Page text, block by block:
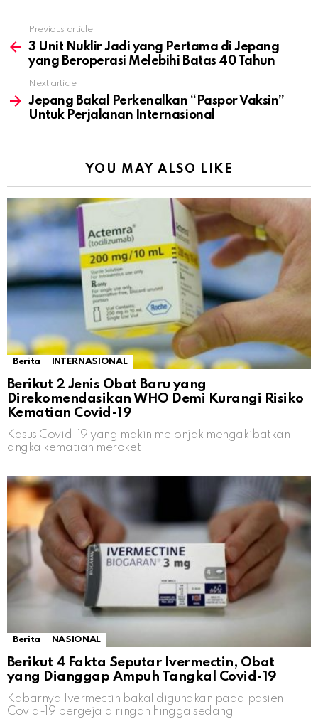
more
Previous article
3 Unit Nuklir Jadi yang Pertama di Jepang
yang Beroperasi Melebihi Batas 40 Tahun
Next article
Jepang Bakal Perkenalkan “Paspor Vaksin”
Untuk Perjalanan Internasional
YOU MAY ALSO LIKE
Berita INTERNASIONAL
Berikut 2 Jenis Obat Baru yang
Direkomendasikan WHO Demi Kurangi Risiko
Kematian Covid-19
Kasus Covid-19 yang makin melonjak mengakibatkan
angka kematian meroket
Berita NASIONAL
Berikut 4 Fakta Seputar Ivermectin, Obat
yang Dianggap Ampuh Tangkal Covid-19
Kabarnya Ivermectin bakal digunakan pada pasien
Covid-19 bergejala ringan hingga sedang